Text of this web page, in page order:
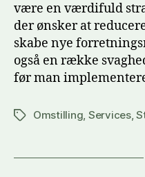
være en værdifuld
der ønsker at
skabe nye
også en række
før man
TagsOmstilling, Services,